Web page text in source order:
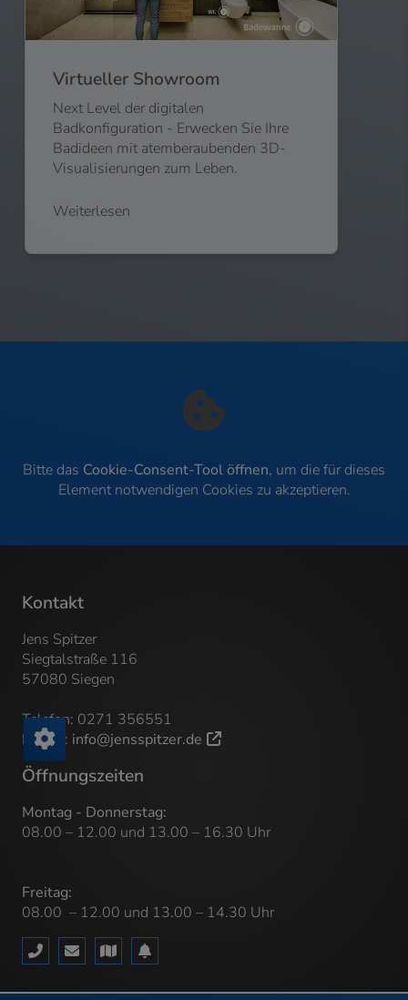
Virtueller Showroom
Next Level der digitalen
Badkonfiguration - Erwecken Sie Ihre
Badideen mit atemberaubenden 3D-
Visualisierungen zum Leben.
Weiterlesen
Bitte das Cookie-Consent-Tool öffnen, um die für dieses
Element notwendigen Cookies zu akzeptieren.
Kontakt
Jens Spitzer
Siegtalstraße 116
57080 Siegen
Telefon: 0271 356551
E-Mail: info@jensspitzer.de
Öffnungszeiten
Montag - Donnerstag:
08.00 – 12.00 und 13.00 – 16.30 Uhr
Freitag:
08.00 – 12.00 und 13.00 – 14.30 Uhr